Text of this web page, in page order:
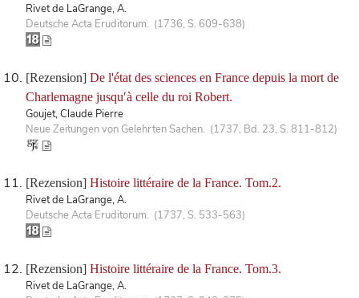
Rivet de LaGrange, A.
Deutsche Acta Eruditorum. (1736, S. 609-638)
[Rezension] De l'état des sciences en France depuis la mort de
Charlemagne jusquʹà celle du roi Robert.
Goujet, Claude Pierre
Neue Zeitungen von Gelehrten Sachen. (1737, Bd. 23, S. 811-812)
[Rezension] Histoire littéraire de la France. Tom.2.
Rivet de LaGrange, A.
Deutsche Acta Eruditorum. (1737, S. 533-563)
[Rezension] Histoire littéraire de la France. Tom.3.
Rivet de LaGrange, A.